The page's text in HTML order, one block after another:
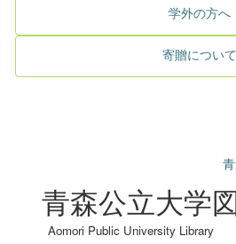
学外の方へ
寄贈について
青森公立大学
Aomori Public University Library